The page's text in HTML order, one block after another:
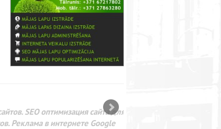
оптимизация сайта для
в интернете Google